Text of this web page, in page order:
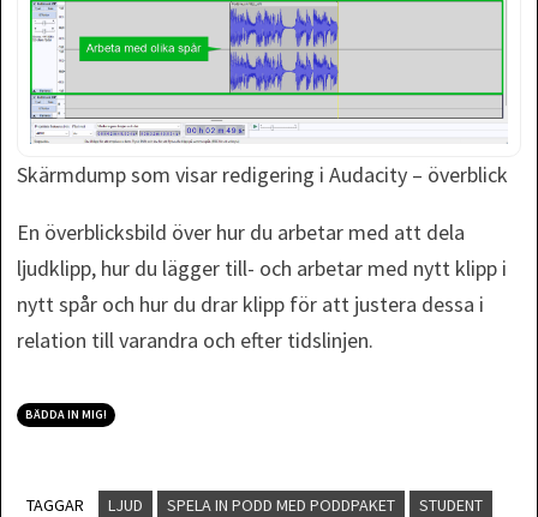
Skärmdump som visar redigering i Audacity – överblick
En överblicksbild över hur du arbetar med att dela
ljudklipp, hur du lägger till- och arbetar med nytt klipp i
nytt spår och hur du drar klipp för att justera dessa i
relation till varandra och efter tidslinjen.
BÄDDA IN MIG!
TAGGAR LJUD SPELA IN PODD MED PODDPAKET STUDENT